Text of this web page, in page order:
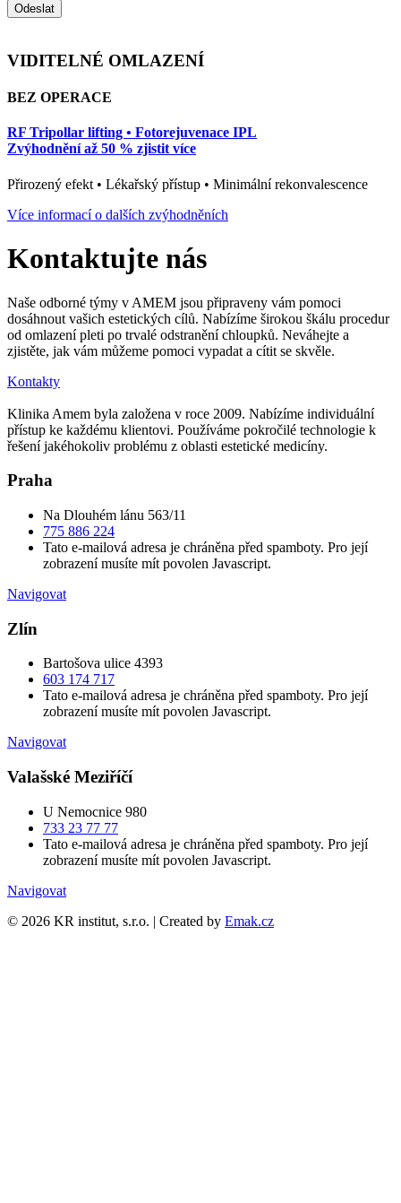
Odeslat
VIDITELNÉ OMLAZENÍ
BEZ OPERACE
RF Tripollar lifting • Fotorejuvenace IPL
Zvýhodnění až 50 % zjistit více
Přirozený efekt • Lékařský přístup • Minimální rekonvalescence
Více informací o dalších zvýhodněních
Kontaktujte nás
Naše odborné týmy v AMEM jsou připraveny vám pomoci
dosáhnout vašich estetických cílů. Nabízíme širokou škálu procedur
od omlazení pleti po trvalé odstranění chloupků. Neváhejte a
zjistěte, jak vám můžeme pomoci vypadat a cítit se skvěle.
Kontakty
Klinika Amem byla založena v roce 2009. Nabízíme individuální
přístup ke každému klientovi. Používáme pokročilé technologie k
řešení jakéhokoliv problému z oblasti estetické medicíny.
Praha
Na Dlouhém lánu 563/11
775 886 224
Tato e-mailová adresa je chráněna před spamboty. Pro její
zobrazení musíte mít povolen Javascript.
Navigovat
Zlín
Bartošova ulice 4393
603 174 717
Tato e-mailová adresa je chráněna před spamboty. Pro její
zobrazení musíte mít povolen Javascript.
Navigovat
Valašské Meziříčí
U Nemocnice 980
733 23 77 77
Tato e-mailová adresa je chráněna před spamboty. Pro její
zobrazení musíte mít povolen Javascript.
Navigovat
© 2026 KR institut, s.r.o. | Created by Emak.cz